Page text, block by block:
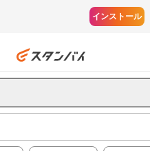
インストール